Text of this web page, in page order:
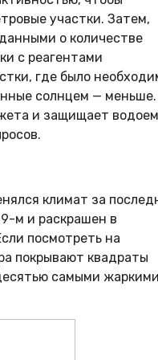
участки. Затем,
о количестве
с реагентами
где было
солнцем — меньше.
и защищает
климат за
м и раскрашен в
посмотреть на
покрывают квадраты
самыми жаркими